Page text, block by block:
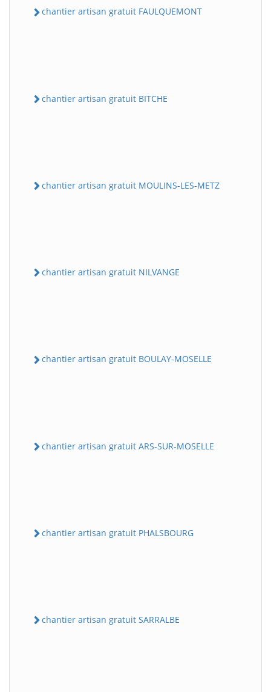
chantier artisan gratuit FAULQUEMONT
chantier artisan gratuit BITCHE
chantier artisan gratuit MOULINS-LES-METZ
chantier artisan gratuit NILVANGE
chantier artisan gratuit BOULAY-MOSELLE
chantier artisan gratuit ARS-SUR-MOSELLE
chantier artisan gratuit PHALSBOURG
chantier artisan gratuit SARRALBE